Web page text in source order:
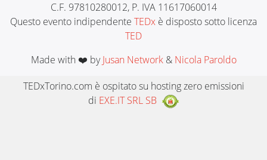
C.F. 97810280012, P. IVA 11617060014
Questo evento indipendente TEDx è disposto sotto licenza
TED
Made with ❤️ byJusan Network& Nicola Paroldo
TEDxTorino.com è ospitato su hosting zero emissioni
di EXE.IT SRL SB